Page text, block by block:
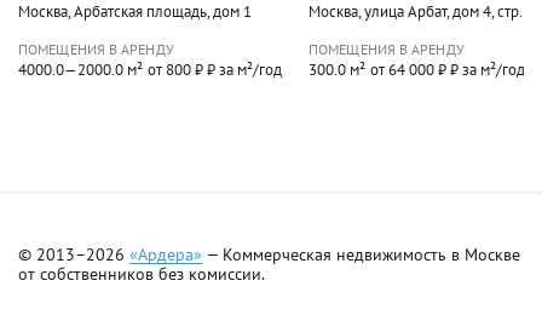
Москва, Арбатская площадь, дом 1
ПОМЕЩЕНИЯ В АРЕНДУ
4000.0—2000.0 м² от 800 ₽ ₽ за м²/год
Москва, улица Арбат, дом 4, стр. 1
ПОМЕЩЕНИЯ В АРЕНДУ
300.0 м² от 64 000 ₽ ₽ за м²/год
© 2013–2026 «Ардера» — Коммерческая недвижимость в Москве
от собственников без комиссии.